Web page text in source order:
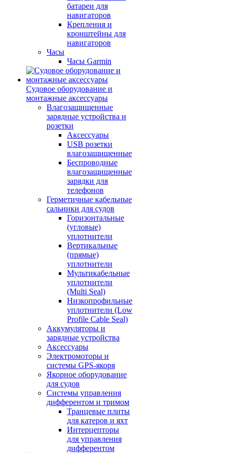
батареи для
навигаторов
Крепления и
кронштейны для
навигаторов
Часы
Часы Garmin
Судовое оборудование и
монтажные аксессуары
Влагозащищенные
зарядные устройства и
розетки
Аксессуары
USB розетки
влагозащищенные
Беспроводные
влагозащищенные
зарядки для
телефонов
Герметичные кабельные
сальники для судов
Горизонтальные
(угловые)
уплотнители
Вертикальные
(прямые)
уплотнители
Мультикабельные
уплотнители
(Multi Seal)
Низкопрофильные
уплотнители (Low
Profile Cable Seal)
Аккумуляторы и
зарядные устройства
Аксессуары
Электромоторы и
системы GPS-якоря
Якорное оборудование
для судов
Системы управления
дифферентом и тримом
Транцевые плиты
для катеров и яхт
Интерцепторы
для управления
дифферентом